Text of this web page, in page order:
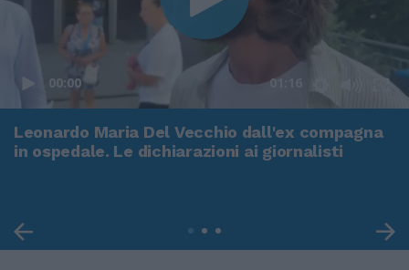
00:00 01:16
Leonardo Maria Del Vecchio dall'ex compagna
in ospedale. Le dichiarazioni ai giornalisti